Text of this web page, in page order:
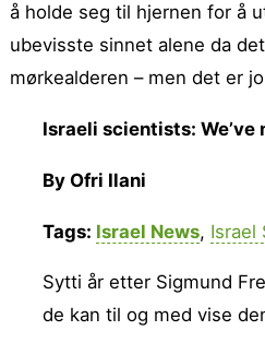
å holde seg til hjernen for å
ubevisste sinnet alene da
mørkealderen – men det er
Israeli scientists:
By Ofri Ilani
Tags: Israel News, Israel
Sytti år etter Sigmund
de kan til og med vise